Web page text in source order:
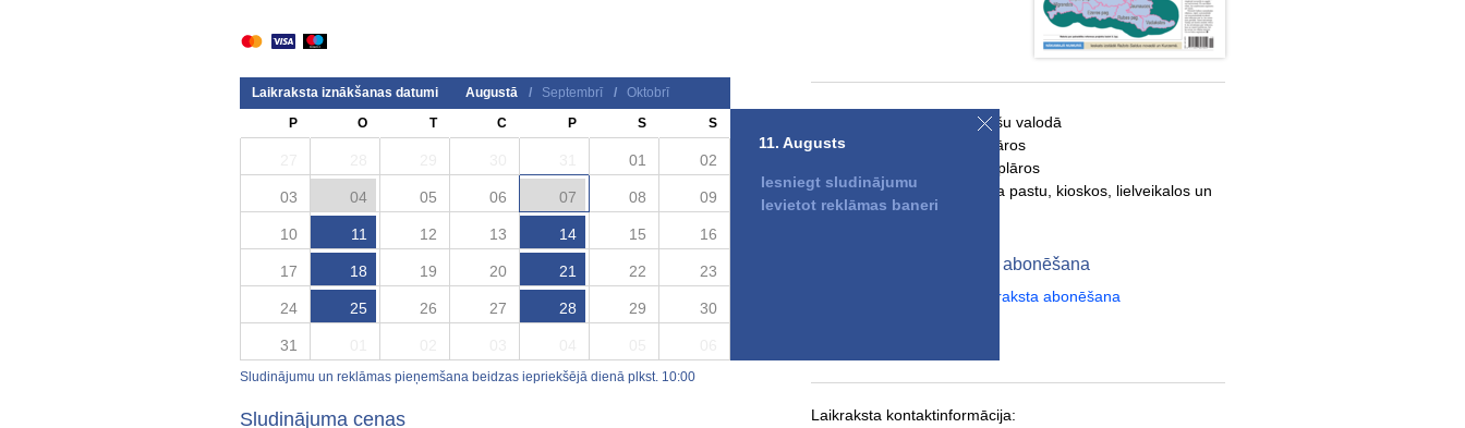
Laikraksta iznākšanas datumi Augustā / Septembrī /
Oktobrī
P
O T C P S S
01 02
03 04 05 06 07 08 09
10 11 12 13 14 15 16
17 18 19 20 21 22 23
24 25 26 27 28 29 30
31
11. Augusts
Iesniegt sludinājumu
Ievietot reklāmas baneri
Sludinājumu un reklāmas pieņemšana beidzas iepriekšējā dienā plkst. 10:00
Sludinājuma cenas
Drukātā versija iznāk latviešu valodā
Otrdienās
- 6100 eksemplāros
- 6100 eksemplāros
Laikraksta izplatīšana
- pa pastu, kioskos, lielveikalos un
citās tirdzniecības vietās
Laikraksta Saldus Zeme abonēšana
Saldus Zeme - drukātā laikraksta abonēšana
Laikraksta kontaktinformācija: